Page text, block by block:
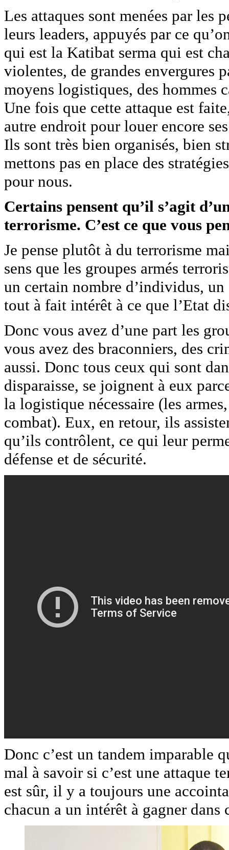
Les attaques sont menées par les
leurs leaders, appuyés par ce
qui est la Katibat serma qui est
violentes, de grandes envergures
moyens logistiques, des hommes
Une fois que cette attaque est
autre endroit pour louer encore
Ils sont très bien organisés, bien
mettons pas en place des
pour nous.
Certains pensent qu’il s’agit
terrorisme. C’est ce que vous
Je pense plutôt à du terrorisme
sens que les groupes armés
un certain nombre d’individus,
tout à fait intérêt à ce que l’Etat
Donc vous avez d’une part les
vous avez des braconniers, des
aussi. Donc tous ceux qui sont
disparaisse, se joignent à eux
la logistique nécessaire (les
combat). Eux, en retour, ils
qu’ils contrôlent, ce qui leur
défense et de sécurité.
Donc c’est un tandem imparable
mal à savoir si c’est une attaque
est sûr, il y a toujours une
chacun a un intérêt à gagner dans